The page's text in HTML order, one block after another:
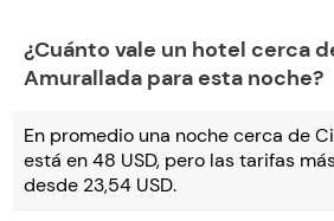
¿Cuánto vale un hotel cerca
Amurallada para esta noche?
En promedio una noche cerca de
está en 48 USD, pero las tarifas
desde 23,54 USD.